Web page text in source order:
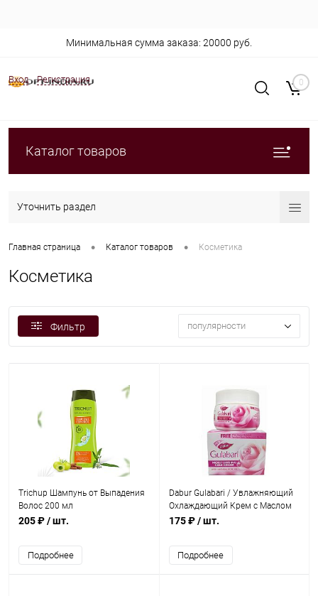
Вход Регистрация
Минимальная сумма заказа: 20000 руб.
0
Каталог товаров
Уточнить раздел
Главная страница • Каталог товаров • Косметика
Косметика
Фильтр популярности
Trichup Шампунь от Выпадения
Волос 200 мл
205 ₽/ шт.
Подробнее
Dabur Gulabari / Увлажняющий
Охлаждающий Крем с Маслом
Розы Гулабари 55 мл
175 ₽/ шт.
Подробнее